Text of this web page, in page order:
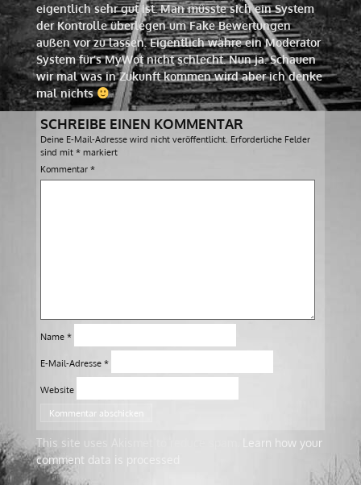
eigentlich sehr gut ist. Man müsste sich ein System
der Kontrolle überlegen um Fake Bewertungen
außen vor zu lassen. Eigentlich währe ein Moderator
System für’s MyWot nicht schlecht. Nun ja. Schauen
wir mal was in Zukunft kommen wird aber ich denke
mal nichts
SCHREIBE EINEN KOMMENTAR
Deine E-Mail-Adresse wird nicht veröffentlicht. Erforderliche Felder
sind mit *markiert
Kommentar *
Name *
E-Mail-Adresse *
Website
This site uses Akismet to reduce spam.
Learn how your
comment data is processed